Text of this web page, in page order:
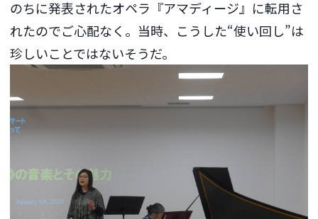
のちに発表されたオペラ『アマディージ』に転用さ
れたのでご心配なく。当時、こうした“使い回し”は
珍しいことではないそうだ。